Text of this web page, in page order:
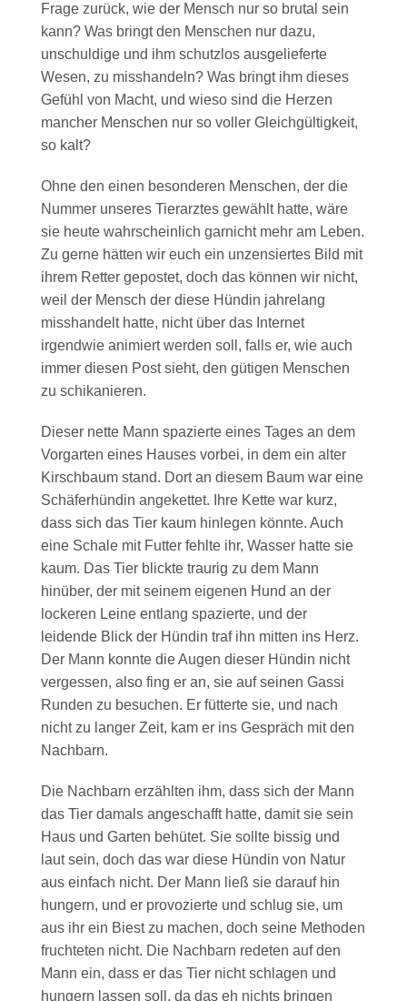
Frage zurück, wie der Mensch nur so brutal sein
kann? Was bringt den Menschen nur dazu,
unschuldige und ihm schutzlos ausgelieferte
Wesen, zu misshandeln? Was bringt ihm dieses
Gefühl von Macht, und wieso sind die Herzen
mancher Menschen nur so voller Gleichgültigkeit,
so kalt?
Ohne den einen besonderen Menschen, der die
Nummer unseres Tierarztes gewählt hatte, wäre
sie heute wahrscheinlich garnicht mehr am Leben.
Zu gerne hätten wir euch ein unzensiertes Bild mit
ihrem Retter gepostet, doch das können wir nicht,
weil der Mensch der diese Hündin jahrelang
misshandelt hatte, nicht über das Internet
irgendwie animiert werden soll, falls er, wie auch
immer diesen Post sieht, den gütigen Menschen
zu schikanieren.
Dieser nette Mann spazierte eines Tages an dem
Vorgarten eines Hauses vorbei, in dem ein alter
Kirschbaum stand. Dort an diesem Baum war eine
Schäferhündin angekettet. Ihre Kette war kurz,
dass sich das Tier kaum hinlegen könnte. Auch
eine Schale mit Futter fehlte ihr, Wasser hatte sie
kaum. Das Tier blickte traurig zu dem Mann
hinüber, der mit seinem eigenen Hund an der
lockeren Leine entlang spazierte, und der
leidende Blick der Hündin traf ihn mitten ins Herz.
Der Mann konnte die Augen dieser Hündin nicht
vergessen, also fing er an, sie auf seinen Gassi
Runden zu besuchen. Er fütterte sie, und nach
nicht zu langer Zeit, kam er ins Gespräch mit den
Nachbarn.
Die Nachbarn erzählten ihm, dass sich der Mann
das Tier damals angeschafft hatte, damit sie sein
Haus und Garten behütet. Sie sollte bissig und
laut sein, doch das war diese Hündin von Natur
aus einfach nicht. Der Mann ließ sie darauf hin
hungern, und er provozierte und schlug sie, um
aus ihr ein Biest zu machen, doch seine Methoden
fruchteten nicht. Die Nachbarn redeten auf den
Mann ein, dass er das Tier nicht schlagen und
hungern lassen soll, da das eh nichts bringen